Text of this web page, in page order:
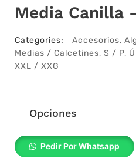
Media Canilla
Categories: Accesorios,
Medias / Calcetines, S / P,
XXL / XXG
Opciones
Pedir Por Whatsapp